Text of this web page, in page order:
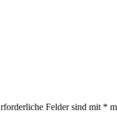
Felder sind mit *